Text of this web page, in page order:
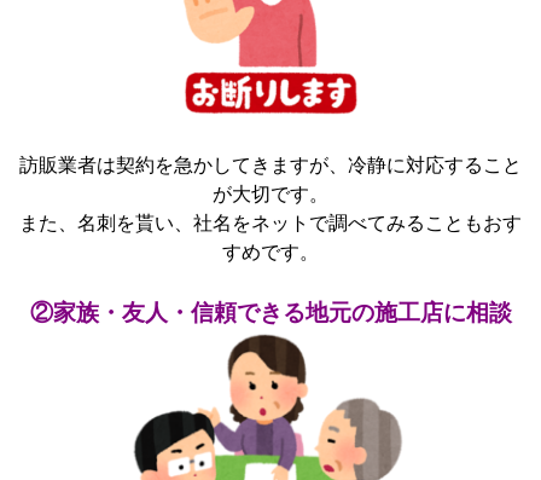
訪販業者は契約を急かしてきますが、冷静に対応すること
が大切です。
また、名刺を貰い、社名をネットで調べてみることもおす
すめです。
②家族・友人・信頼できる地元の施工店に相談